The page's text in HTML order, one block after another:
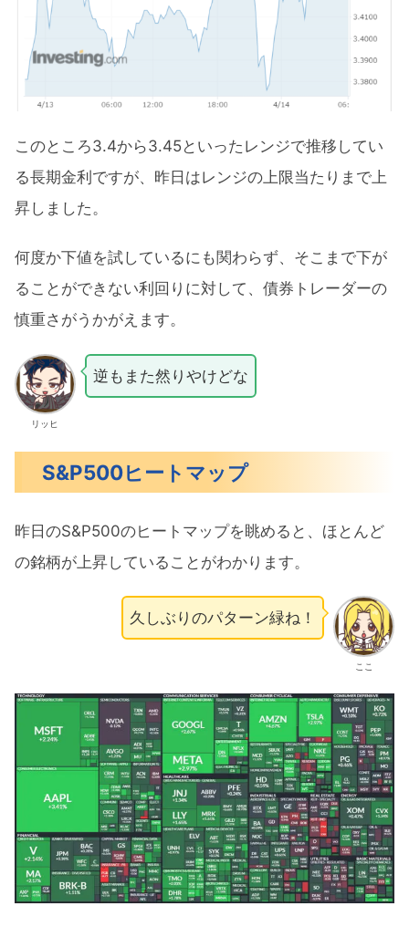
このところ3.4から3.45といったレンジで推移してい
る長期金利ですが、昨日はレンジの上限当たりまで上
昇しました。
何度か下値を試しているにも関わらず、そこまで下が
ることができない利回りに対して、債券トレーダーの
慎重さがうかがえます。
リッヒ
逆もまた然りやけどな
S&P500ヒートマップ
昨日のS&P500のヒートマップを眺めると、ほとんど
の銘柄が上昇していることがわかります。
ここ
久しぶりのパターン緑ね！